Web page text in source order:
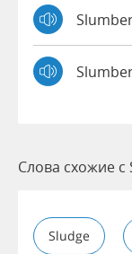
Слова схожие с
Sludge